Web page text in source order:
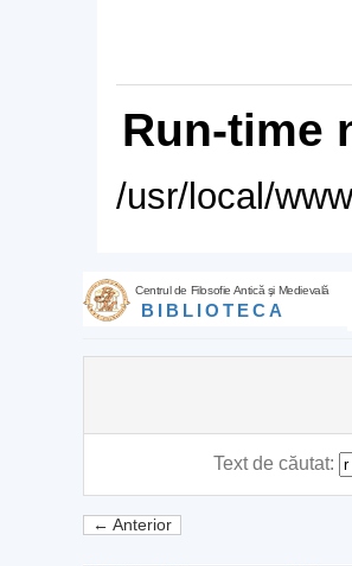
Run-time
/usr/local/
Centrul de Filosofie Antică şi Medievală
BIBLIOTECA
Text de căutat:
← Anterior